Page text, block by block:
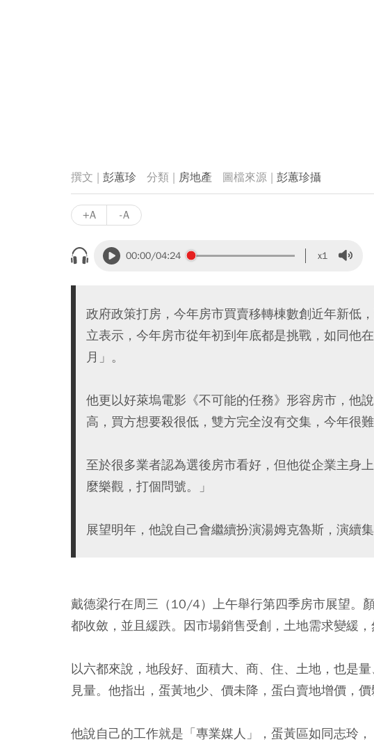
彭蕙珍 房地產 彭蕙珍攝
+A -A
00:00/04:24 x1
政府政策打房，今年房市買賣移轉棟數創近年新低
立表示，今年房市從年初到年底都是挑戰，如同他
月」。
他更以好萊塢電影《不可能的任務》形容房市，他
高，買方想要殺很低，雙方完全沒有交集，今年很
至於很多業者認為選後房市看好，但他從企業主身
麼樂觀，打個問號。」
展望明年，他說自己會繼續扮演湯姆克魯斯，演續
戴德梁行在周三（10/4）上午舉行第四季房市展望。
都收斂，並且緩跌。因市場銷售受創，土地需求變緩，
以六都來說，地段好、面積大、商、住、土地，也是
見量。他指出，蛋黃地少、價未降，蛋白賣地增價，價
他說自己的工作就是「專業媒人」，蛋黃區如同志玲